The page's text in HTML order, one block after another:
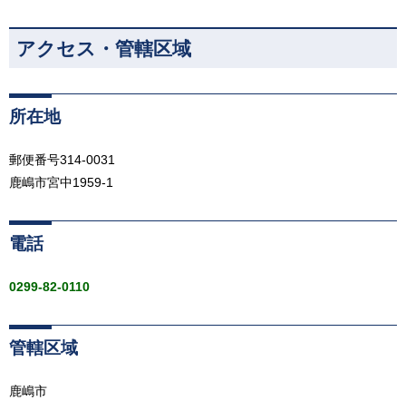
アクセス・管轄区域
所在地
郵便番号314-0031
鹿嶋市宮中1959-1
電話
0299-82-0110
管轄区域
鹿嶋市